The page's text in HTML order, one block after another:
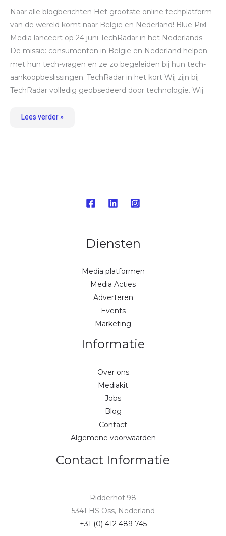
Naar alle blogberichten Het grootste online techplatform
van de wereld komt naar België en Nederland! Blue Pixl
Media lanceert op 24 juni TechRadar in het Nederlands.
De missie: consumenten in België en Nederland helpen
met hun tech-vragen en ze zo begeleiden bij hun tech-
aankoopbeslissingen. TechRadar in het kort Wij zijn bij
TechRadar volledig geobsedeerd door technologie. Wij
Lees verder »
Diensten
Media platformen
Media Acties
Adverteren
Events
Marketing
Informatie
Over ons
Mediakit
Jobs
Blog
Contact
Algemene voorwaarden
Contact Informatie
Ridderhof 98
5341 HS Oss, Nederland
+31 (0) 412 489 745